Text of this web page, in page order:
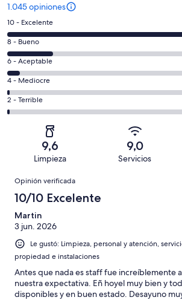
1.045 opiniones
Evaluación:
10
-
Excelente.
779
de
1045
opiniones
10 - Excelente
Evaluación:
8
-
Bueno.
191
de
opiniones
8 - Bueno
Evaluación:
6
-
Aceptable.
55
opiniones
6 - Aceptable
Evaluación:
4
-
4 - Mediocre
Evaluación:
2
1045
2 - Terrible
9,6
Limpieza
9,0
Servicios
Opiniones
Opinión verificada
10/10 Excelente
Martin
3 jun. 2026
Le gustó: Limpieza, personal y atención,
propiedad e instalaciones
Antes que nada es staff fue increíblemente
nuestra expectativa. Eñ hoyel muy bien y
disponibles y en buen estado. Desayuno